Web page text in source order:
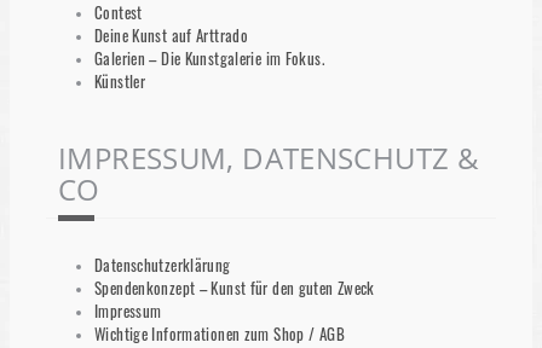
Contest
Deine Kunst auf Arttrado
Galerien – Die Kunstgalerie im Fokus.
Künstler
IMPRESSUM, DATENSCHUTZ &
CO
Datenschutzerklärung
Spendenkonzept – Kunst für den guten Zweck
Impressum
Wichtige Informationen zum Shop / AGB